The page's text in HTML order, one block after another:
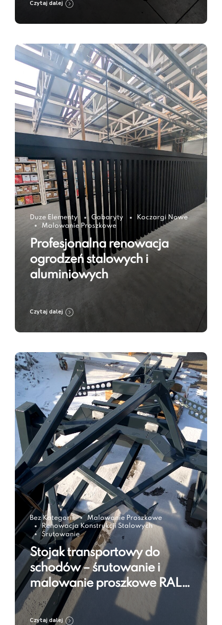
Czytaj dalej
Duze Elementy Gabaryty
Koczargi Nowe
Malowanie Proszkowe
Profesjonalna renowacja
ogrodzeń stalowych i
aluminiowych
Czytaj dalej
Bez Kategorii
Malowanie Proszkowe
Renowacja Konstrukcji Stalowych
Śrutowanie
Stojak transportowy do
schodów – śrutowanie i
malowanie proszkowe RAL
7016
Czytaj dalej